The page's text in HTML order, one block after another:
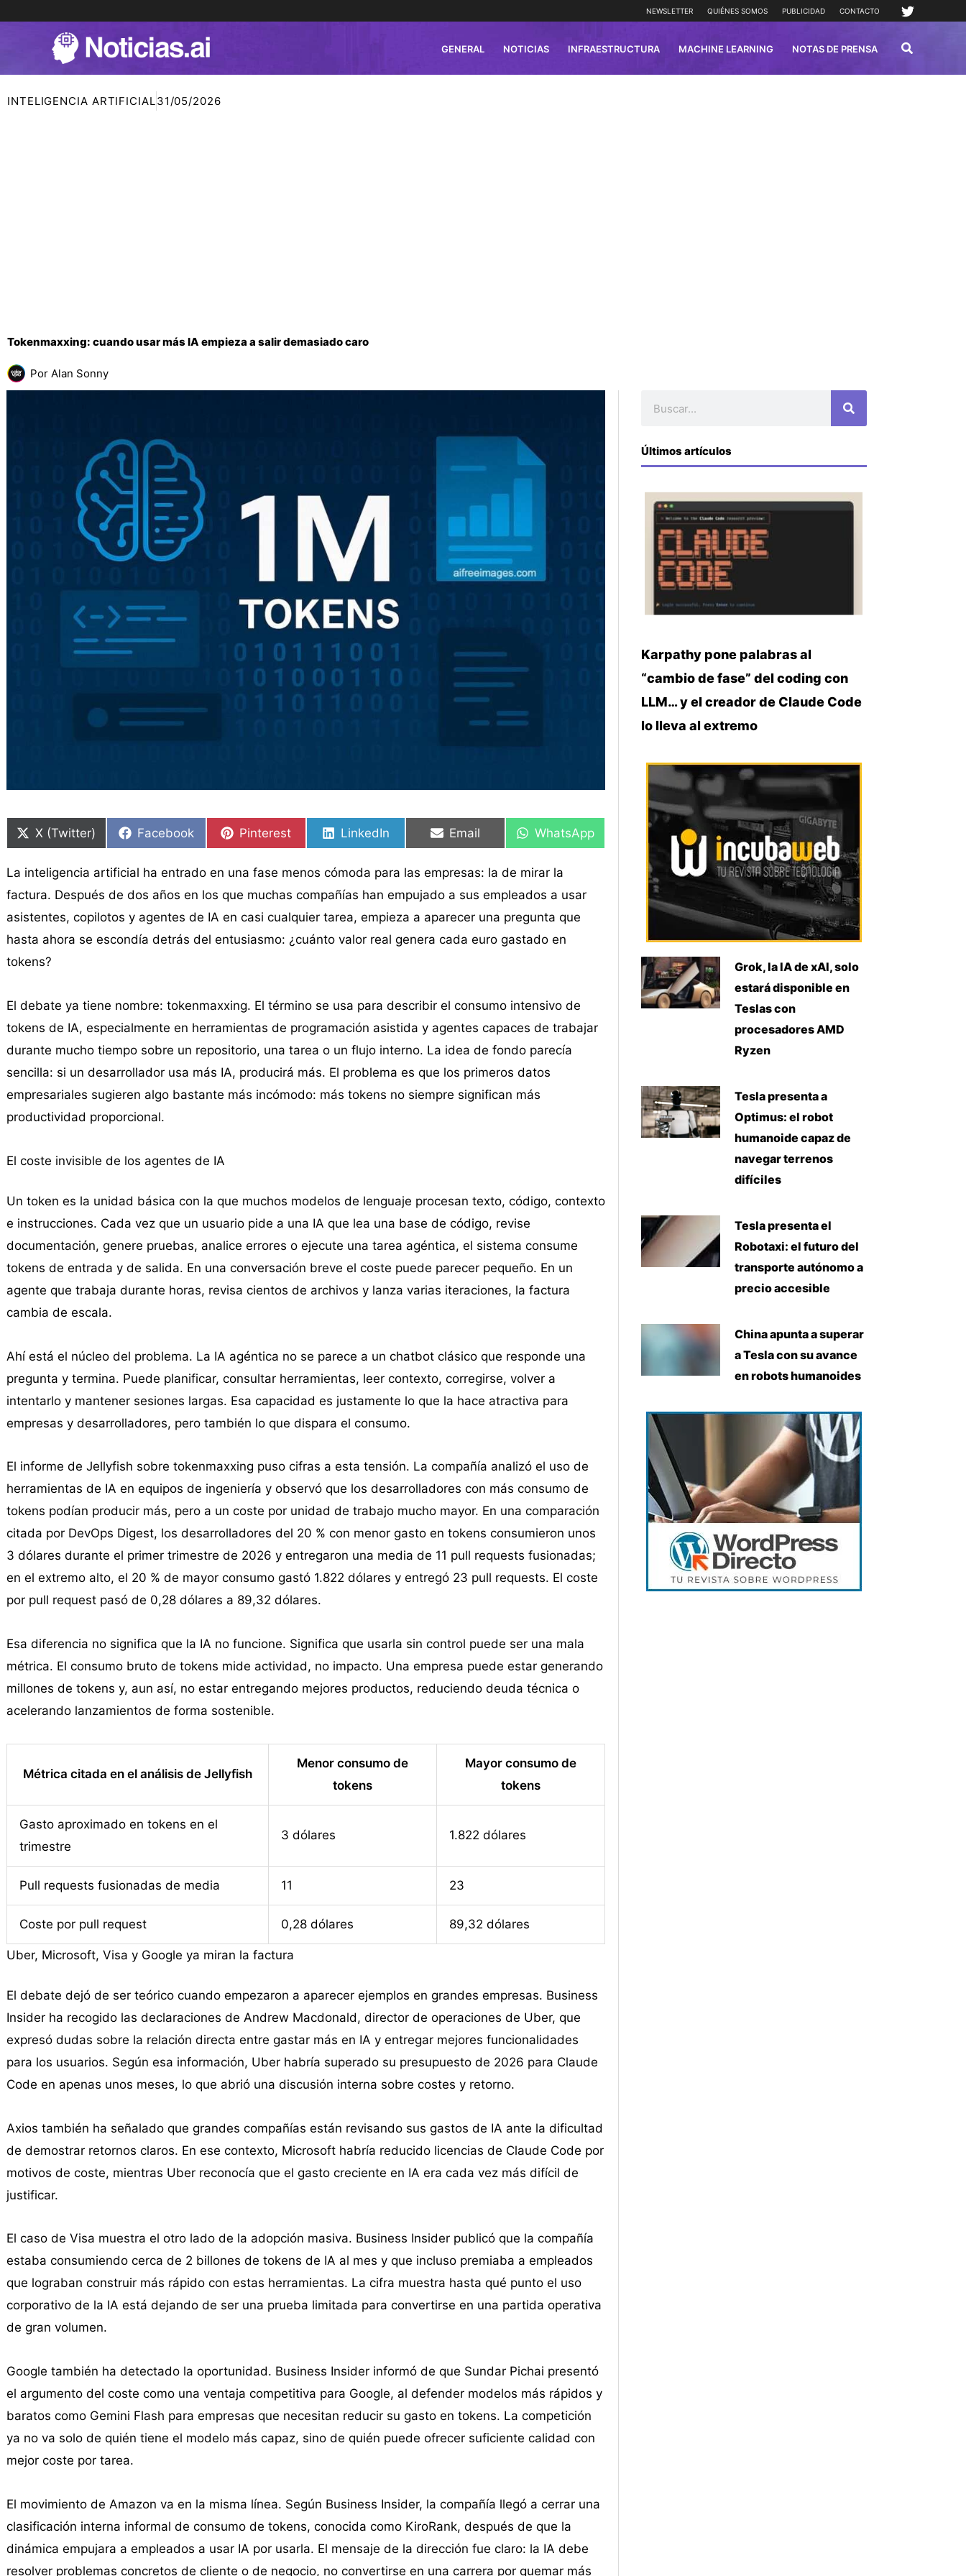
NEWSLETTER QUIÉNES SOMOS PUBLICIDAD CONTACTO
GENERAL NOTICIAS INFRAESTRUCTURA MACHINE LEARNING NOTAS DE PRENSA
INTELIGENCIA ARTIFICIAL31/05/2026
Tokenmaxxing: cuando usar más IA empieza a salir demasiado caro
Por Alan Sonny
en
X (Twitter)
en
Facebook
en
Pinterest
en
LinkedIn
en
Email
en
WhatsApp
La inteligencia artificial ha entrado en una fase menos cómoda para las empresas: la de mirar la
factura. Después de dos años en los que muchas compañías han empujado a sus empleados a usar
asistentes, copilotos y agentes de IA en casi cualquier tarea, empieza a aparecer una pregunta que
hasta ahora se escondía detrás del entusiasmo: ¿cuánto valor real genera cada euro gastado en
tokens?
El debate ya tiene nombre: tokenmaxxing. El término se usa para describir el consumo intensivo de
tokens de IA, especialmente en herramientas de programación asistida y agentes capaces de trabajar
durante mucho tiempo sobre un repositorio, una tarea o un flujo interno. La idea de fondo parecía
sencilla: si un desarrollador usa más IA, producirá más. El problema es que los primeros datos
empresariales sugieren algo bastante más incómodo: más tokens no siempre significan más
productividad proporcional.
El coste invisible de los agentes de IA
Un token es la unidad básica con la que muchos modelos de lenguaje procesan texto, código, contexto
e instrucciones. Cada vez que un usuario pide a una IA que lea una base de código, revise
documentación, genere pruebas, analice errores o ejecute una tarea agéntica, el sistema consume
tokens de entrada y de salida. En una conversación breve el coste puede parecer pequeño. En un
agente que trabaja durante horas, revisa cientos de archivos y lanza varias iteraciones, la factura
cambia de escala.
Ahí está el núcleo del problema. La IA agéntica no se parece a un chatbot clásico que responde una
pregunta y termina. Puede planificar, consultar herramientas, leer contexto, corregirse, volver a
intentarlo y mantener sesiones largas. Esa capacidad es justamente lo que la hace atractiva para
empresas y desarrolladores, pero también lo que dispara el consumo.
El informe de Jellyfish sobre tokenmaxxing puso cifras a esta tensión. La compañía analizó el uso de
herramientas de IA en equipos de ingeniería y observó que los desarrolladores con más consumo de
tokens podían producir más, pero a un coste por unidad de trabajo mucho mayor. En una comparación
citada por DevOps Digest, los desarrolladores del 20 % con menor gasto en tokens consumieron unos
3 dólares durante el primer trimestre de 2026 y entregaron una media de 11 pull requests fusionadas;
en el extremo alto, el 20 % de mayor consumo gastó 1.822 dólares y entregó 23 pull requests. El coste
por pull request pasó de 0,28 dólares a 89,32 dólares.
Esa diferencia no significa que la IA no funcione. Significa que usarla sin control puede ser una mala
métrica. El consumo bruto de tokens mide actividad, no impacto. Una empresa puede estar generando
millones de tokens y, aun así, no estar entregando mejores productos, reduciendo deuda técnica o
acelerando lanzamientos de forma sostenible.
Métrica citada en el análisis de Jellyfish
Menor consumo de
tokens
Mayor consumo de
tokens
Gasto aproximado en tokens en el
trimestre
3 dólares 1.822 dólares
Pull requests fusionadas de media 11 23
Coste por pull request 0,28 dólares 89,32 dólares
Uber, Microsoft, Visa y Google ya miran la factura
El debate dejó de ser teórico cuando empezaron a aparecer ejemplos en grandes empresas. Business
Insider ha recogido las declaraciones de Andrew Macdonald, director de operaciones de Uber, que
expresó dudas sobre la relación directa entre gastar más en IA y entregar mejores funcionalidades
para los usuarios. Según esa información, Uber habría superado su presupuesto de 2026 para Claude
Code en apenas unos meses, lo que abrió una discusión interna sobre costes y retorno.
Axios también ha señalado que grandes compañías están revisando sus gastos de IA ante la dificultad
de demostrar retornos claros. En ese contexto, Microsoft habría reducido licencias de Claude Code por
motivos de coste, mientras Uber reconocía que el gasto creciente en IA era cada vez más difícil de
justificar.
El caso de Visa muestra el otro lado de la adopción masiva. Business Insider publicó que la compañía
estaba consumiendo cerca de 2 billones de tokens de IA al mes y que incluso premiaba a empleados
que lograban construir más rápido con estas herramientas. La cifra muestra hasta qué punto el uso
corporativo de la IA está dejando de ser una prueba limitada para convertirse en una partida operativa
de gran volumen.
Google también ha detectado la oportunidad. Business Insider informó de que Sundar Pichai presentó
el argumento del coste como una ventaja competitiva para Google, al defender modelos más rápidos y
baratos como Gemini Flash para empresas que necesitan reducir su gasto en tokens. La competición
ya no va solo de quién tiene el modelo más capaz, sino de quién puede ofrecer suficiente calidad con
mejor coste por tarea.
El movimiento de Amazon va en la misma línea. Según Business Insider, la compañía llegó a cerrar una
clasificación interna informal de consumo de tokens, conocida como KiroRank, después de que la
dinámica empujara a empleados a usar IA por usarla. El mensaje de la dirección fue claro: la IA debe
resolver problemas concretos de cliente o de negocio, no convertirse en una carrera por quemar más
en
en
en
en
en
en
Últimos artículos
Karpathy pone palabras al
“cambio de fase” del coding con
LLM… y el creador de Claude Code
lo lleva al extremo
Grok, la IA de xAI, solo
estará disponible en
Teslas con
procesadores AMD
Ryzen
Tesla presenta a
Optimus: el robot
humanoide capaz de
navegar terrenos
difíciles
Tesla presenta el
Robotaxi: el futuro del
transporte autónomo a
precio accesible
China apunta a superar
a Tesla con su avance
en robots humanoides